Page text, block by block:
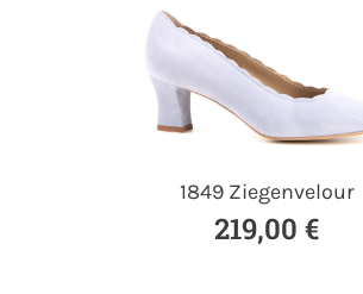
1849 Ziegenvelour
219,00 €